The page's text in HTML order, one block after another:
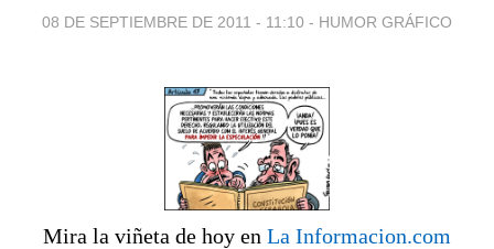
08 DE SEPTIEMBRE DE 2011 - 11:10 - HUMOR GRÁFICO
Mira la viñeta de hoy en La Informacion.com